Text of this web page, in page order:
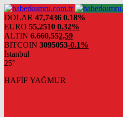
DOLAR 47,7436 0.18%
EURO 55,2510 0.32%
ALTIN 6.660,552,59
BITCOIN 3095053-0.1%
İstanbul
25°
HAFİF YAĞMUR